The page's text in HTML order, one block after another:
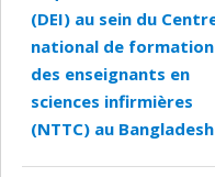
(DEI) au sein du
national de formation
des enseignants en
sciences infirmières
(NTTC) au Bangladesh